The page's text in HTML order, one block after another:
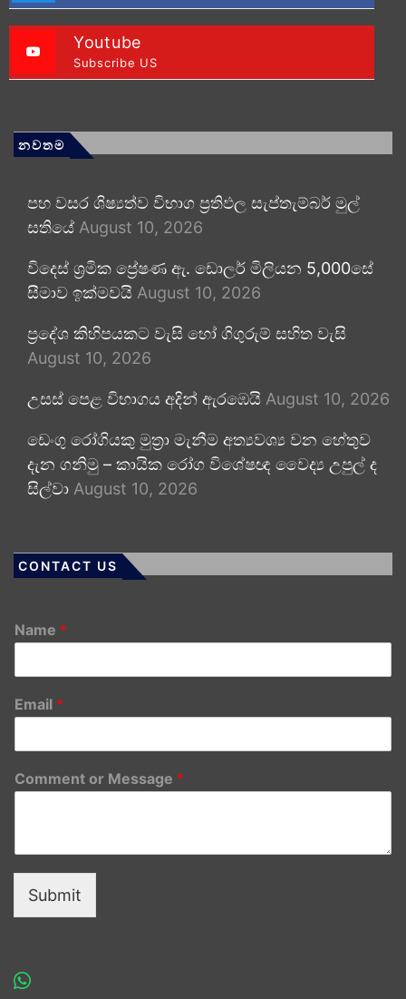
Youtube
Subscribe US
නවතම
පහ වසර ශිෂ්‍යත්ව විභාග ප්‍රතිඵල සැප්තැම්බර් මුල්
සතියේ August 10, 2026
විදෙස් ශ්‍රමික ප්‍රේෂණ ඇ. ඩොලර් මිලියන 5,000සේ
සීමාව ඉක්මවයි August 10, 2026
ප්‍රදේශ කිහිපයකට වැසි හෝ ගිගුරුම් සහිත වැසි
August 10, 2026
උසස් පෙළ විභාගය අදින් ඇරඹෙයි August 10, 2026
ඩෙංගු රෝගියකු ⁣මුත්‍රා මැනීම අත්‍යවශ්‍ය වන හේතුව
දැන ගනිමු – කායික රෝග විශේෂඥ වෛද්‍ය උපුල් ද
සිල්වා August 10, 2026
CONTACT US
Name *
Email *
Comment or Message *
Submit